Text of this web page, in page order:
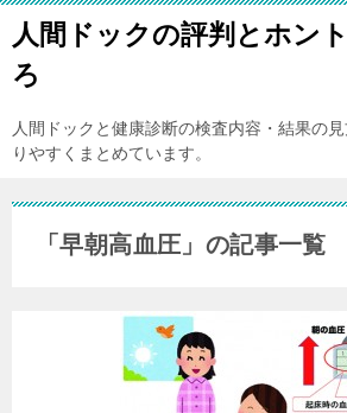
人間ドックの評判とホン
ろ
人間ドックと健康診断の検査内容・結果の
りやすくまとめています。
「早朝高血圧」の記事一覧